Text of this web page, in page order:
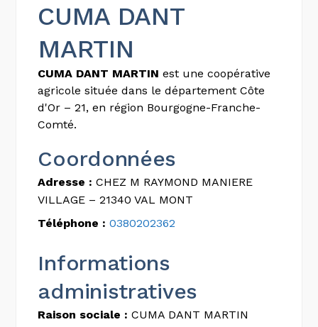
CUMA DANT
MARTIN
CUMA DANT MARTIN est une coopérative
agricole située dans le département Côte
d'Or – 21, en région Bourgogne-Franche-
Comté.
Coordonnées
Adresse : CHEZ M RAYMOND MANIERE
VILLAGE – 21340 VAL MONT
Téléphone : 0380202362
Informations
administratives
Raison sociale : CUMA DANT MARTIN